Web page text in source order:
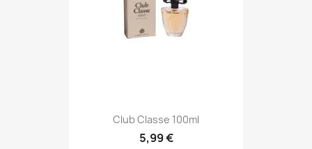
Club Classe 100ml
5,99 €